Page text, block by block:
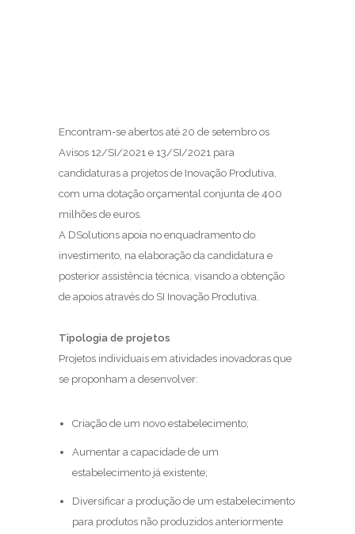
Encontram-se abertos até 20 de setembro os
Avisos 12/SI/2021 e 13/SI/2021 para
candidaturas a projetos de Inovação Produtiva,
com uma dotação orçamental conjunta de 400
milhões de euros.
A DSolutions apoia no enquadramento do
investimento, na elaboração da candidatura e
posterior assistência técnica, visando a obtenção
de apoios através do SI Inovação Produtiva.
Tipologia de projetos
Projetos individuais em atividades inovadoras que
se proponham a desenvolver:
Criação de um novo estabelecimento;
Aumentar a capacidade de um
estabelecimento já existente;
Diversificar a produção de um estabelecimento
para produtos não produzidos anteriormente